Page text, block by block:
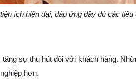
ích hiện đại, đáp ứng đầy đủ các tiêu
sự thu hút đối với khách hàng.
hơn.